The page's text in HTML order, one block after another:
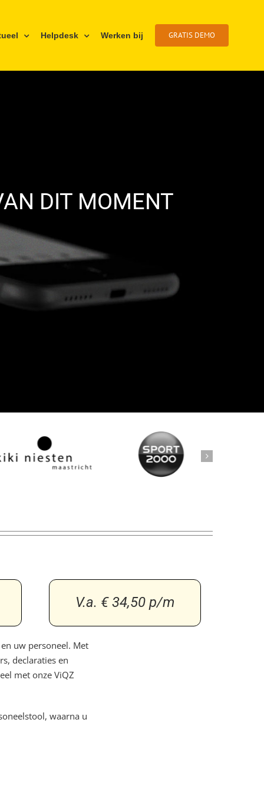
Helpdesk Werken bij GRATIS DEMO
DIT MOMENT
V.a. € 34,50 p/m
uw personeel. Met
declaraties en
met onze ViQZ
waarna u